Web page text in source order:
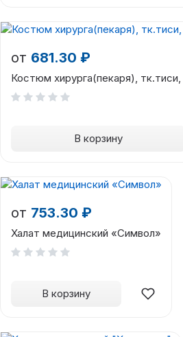
от 681.30 ₽
Костюм хирурга(пекаря),
В корзину
от 753.30 ₽
Халат медицинский «Символ»
В корзину